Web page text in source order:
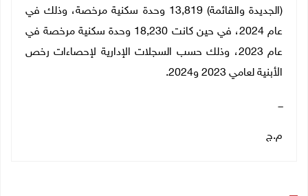
(الجديدة والقائمة)13,819 وحدة سكنية مرخصة، وذلك في
عام 2024، في حين كانت
18,230 وحدة سكنية مرخصة في
عام 2023، وذلك حسب السجلات الإدارية لإحصاءات رخص
الأبنية لعامي 2023 و2024.
ـــ
م.ج